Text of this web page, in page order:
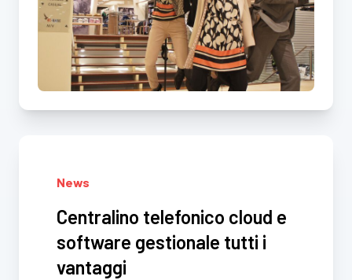
News
Centralino telefonico cloud e
software gestionale tutti i
vantaggi